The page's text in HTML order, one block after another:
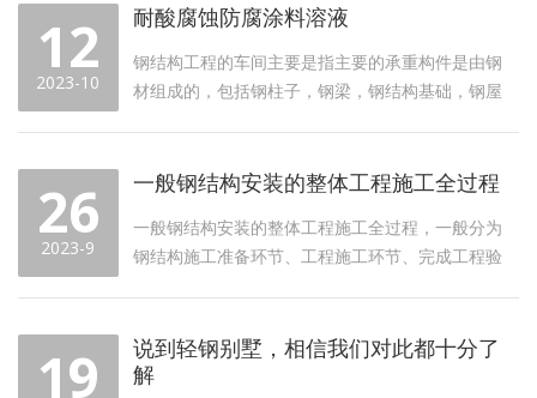
12
2023-10
耐酸腐蚀防腐涂料溶液
钢结构工程的车间主要是指主要的承重构件是由钢
材组成的，包括钢柱子，钢梁，钢结构基础，钢屋
境间的物理和化学相互作用...
26
2023-9
一般钢结构安装的整体工程施工全过程
一般钢结构安装的整体工程施工全过程，一般分为
钢结构施工准备环节、工程施工环节、完成工程验
19
说到轻钢别墅，相信我们对此都十分了
解